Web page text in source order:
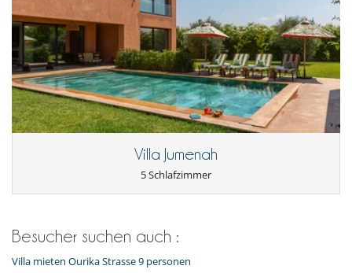
Villa Jumenah
5 Schlafzimmer
Besucher suchen auch :
Villa mieten Ourika Strasse 9 personen